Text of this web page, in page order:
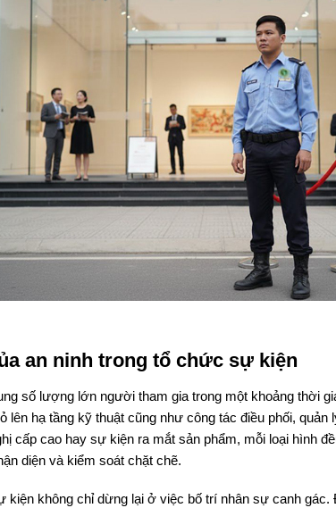
an ninh trong tổ chức sự kiện
số lượng lớn người tham gia trong một khoảng thời
lên hạ tầng kỹ thuật cũng như công tác điều phối,
cấp cao hay sự kiện ra mắt sản phẩm, mỗi loại hình
diện và kiểm soát chặt chẽ.
kiện không chỉ dừng lại ở việc bố trí nhân sự canh gác.